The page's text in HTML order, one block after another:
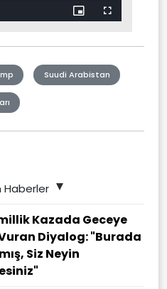
Picture-
in-
Fullscreen
Suudi Arabistan
Haberler
Kazada Geceye
Diyalog: "Burada
Siz Neyin